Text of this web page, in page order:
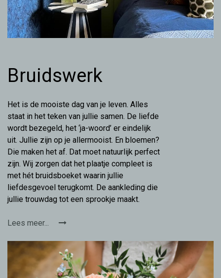
Bruidswerk
Het is de mooiste dag van je leven. Alles
staat in het teken van jullie samen. De liefde
wordt bezegeld, het ‘ja-woord’ er eindelijk
uit. Jullie zijn op je allermooist. En bloemen?
Die maken het af. Dat moet natuurlijk perfect
zijn. Wij zorgen dat het plaatje compleet is
met hét bruidsboeket waarin jullie
liefdesgevoel terugkomt. De aankleding die
jullie trouwdag tot een sprookje maakt.
Lees meer...